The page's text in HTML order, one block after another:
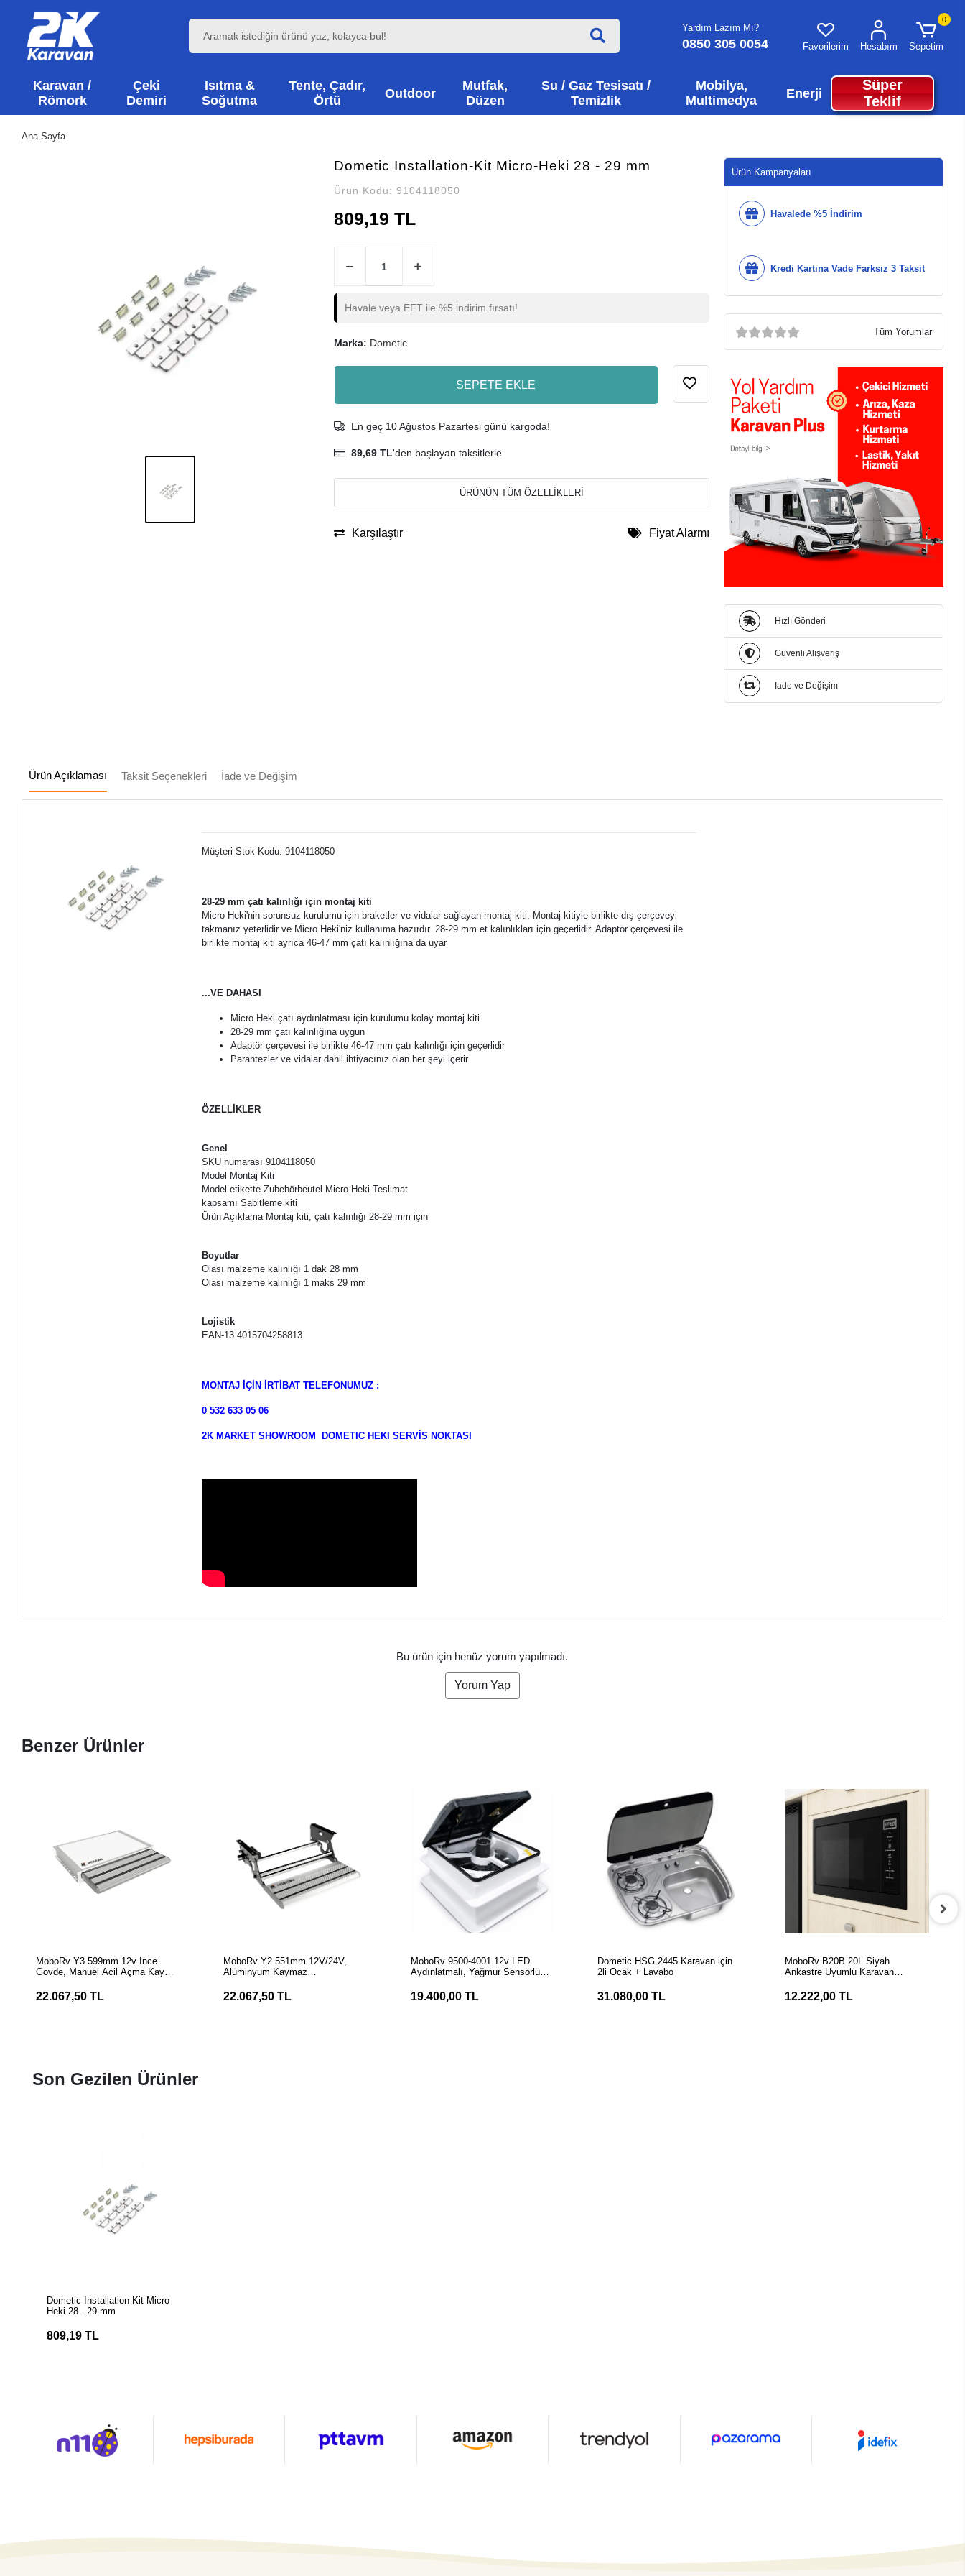
Yardım Lazım Mı?
0850 305 0054 Favorilerim Hesabım
0
Sepetim
Karavan /
Römork
Çeki
Demiri
Isıtma &
Soğutma
Tente, Çadır,
Örtü
Outdoor
Mutfak,
Düzen
Su / Gaz Tesisatı /
Temizlik
Mobilya,
Multimedya
Enerji
Süper
Teklif
Ana Sayfa
Dometic Installation-Kit Micro-Heki 28 - 29 mm
Ürün Kodu: 9104118050
809,19 TL
Havale veya EFT ile %5 indirim fırsatı!
Marka: Dometic
SEPETE EKLE
En geç 10 Ağustos Pazartesi günü kargoda!
89,69 TL'den başlayan taksitlerle
ÜRÜNÜN TÜM ÖZELLİKLERİ
Karşılaştır Fiyat Alarmı
Ürün Kampanyaları
Havalede %5 İndirim
Kredi Kartına Vade Farksız 3 Taksit
Tüm Yorumlar
Hızlı Gönderi
Güvenli Alışveriş
İade ve Değişim
Ürün Açıklaması Taksit Seçenekleri İade ve Değişim
Müşteri Stok Kodu: 9104118050
28-29 mm çatı kalınlığı için montaj kiti
Micro Heki'nin sorunsuz kurulumu için braketler ve vidalar sağlayan montaj kiti. Montaj kitiyle birlikte dış çerçeveyi
takmanız yeterlidir ve Micro Heki'niz kullanıma hazırdır. 28-29 mm et kalınlıkları için geçerlidir. Adaptör çerçevesi ile
birlikte montaj kiti ayrıca 46-47 mm çatı kalınlığına da uyar
...VE DAHASI
Micro Heki çatı aydınlatması için kurulumu kolay montaj kiti
28-29 mm çatı kalınlığına uygun
Adaptör çerçevesi ile birlikte 46-47 mm çatı kalınlığı için geçerlidir
Parantezler ve vidalar dahil ihtiyacınız olan her şeyi içerir
ÖZELLİKLER
Genel
SKU numarası 9104118050
Model Montaj Kiti
Model etikette Zubehörbeutel Micro Heki Teslimat
kapsamı Sabitleme kiti
Ürün Açıklama Montaj kiti, çatı kalınlığı 28-29 mm için
Boyutlar
Olası malzeme kalınlığı 1 dak 28 mm
Olası malzeme kalınlığı 1 maks 29 mm
Lojistik
EAN-13 4015704258813
MONTAJ İÇİN İRTİBAT TELEFONUMUZ :
0 532 633 05 06
2K MARKET SHOWROOM DOMETIC HEKI SERVİS NOKTASI
Bu ürün için henüz yorum yapılmadı.
Yorum Yap
Benzer Ürünler
MoboRv Y3 599mm 12v İnce
Gövde, Manuel Acil Açma Kayar
22.067,50 TL
MoboRv Y2 551mm 12V/24V,
Alüminyum Kaymaz
Basamağı
22.067,50 TL
MoboRv 9500-4001 12v LED
Aydınlatmalı, Yağmur Sensörlü,
19.400,00 TL
Dometic HSG 2445 Karavan için
2li Ocak + Lavabo
31.080,00 TL
MoboRv B20B 20L Siyah
Ankastre Uyumlu Karavan
12.222,00 TL
Son Gezilen Ürünler
Dometic Installation-Kit Micro-
Heki 28 - 29 mm
809,19 TL